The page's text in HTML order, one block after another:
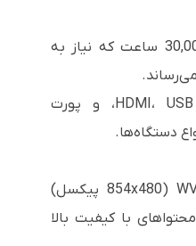
طول عمر لامپ بالا: تا 30,000 ساعت که نیاز به
اتصالات متنوع: شامل HDMI، USB، و پورت
وضوح تصویر پایین: WVGA (854x480 پیکسل)
با کیفیت بالا